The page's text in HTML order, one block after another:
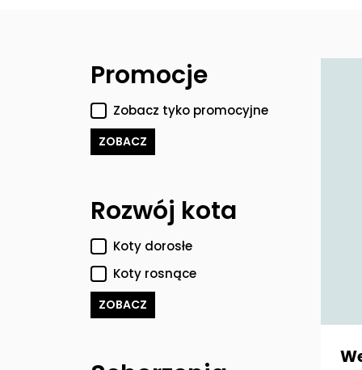
Filtry
Promocje
Zobacz tyko promocyjne
ZOBACZ
Rozwój kota
Koty dorosłe
Koty rosnące
ZOBACZ